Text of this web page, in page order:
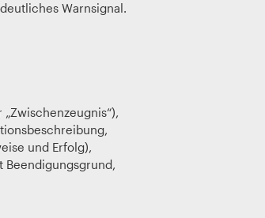
Warnsignal.
und Erfolg),
Beendigungsgrund,